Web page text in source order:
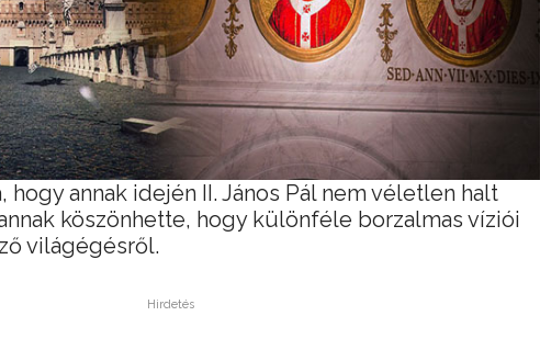
hogy annak idején II. János Pál nem véletlen halt
köszönhette, hogy különféle borzalmas víziói
világégésről.
Hirdetés